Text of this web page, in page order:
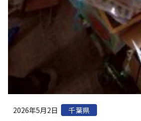
2026年5月2日 千葉県